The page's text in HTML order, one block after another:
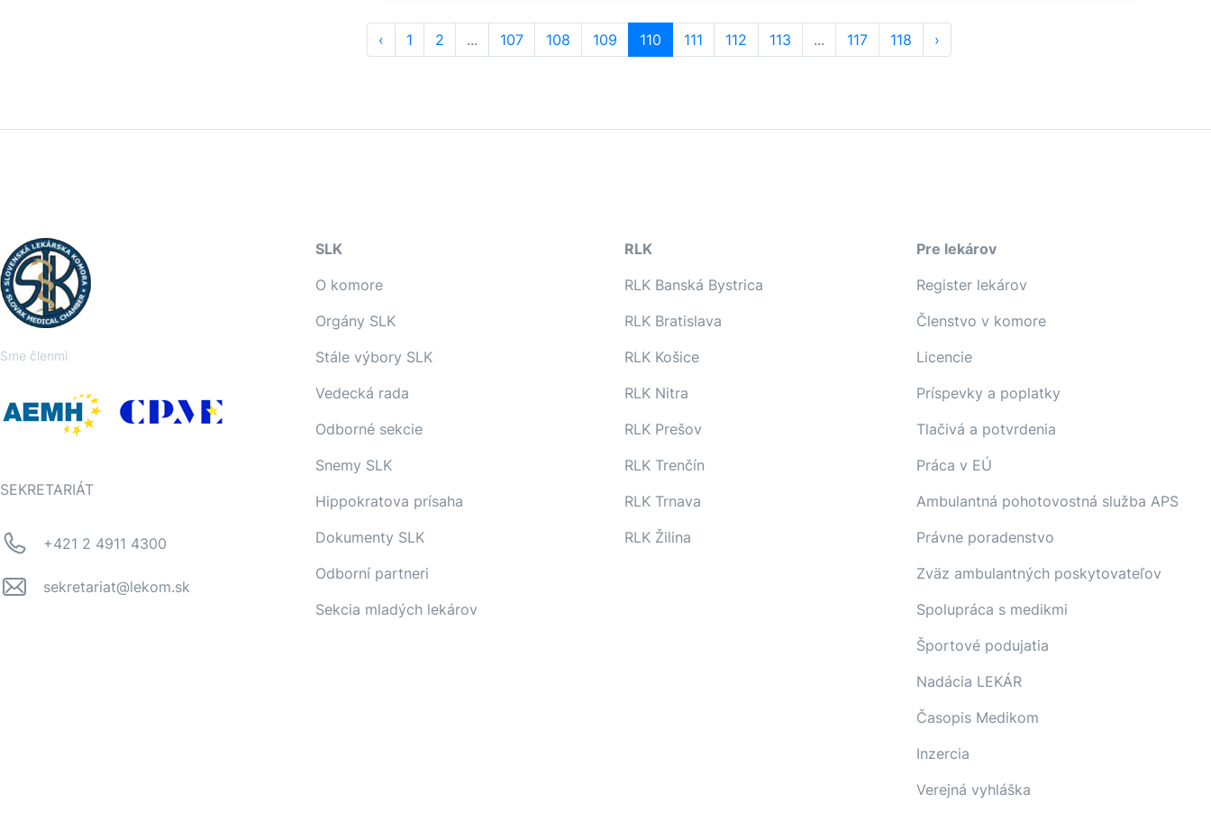
‹ 1 2 ... 107 108 109 110 111 112 113 ... 117 118 ›
Sme členmi
SEKRETARIÁT
+421 2 4911 4300
sekretariat@lekom.sk
SLK
O komore
Orgány SLK
Stále výbory SLK
Vedecká rada
Odborné sekcie
Snemy SLK
Hippokratova prísaha
Dokumenty SLK
Odborní partneri
Sekcia mladých lekárov
RLK
RLK Banská Bystrica
RLK Bratislava
RLK Košice
RLK Nitra
RLK Prešov
RLK Trenčín
RLK Trnava
RLK Žilina
Pre lekárov
Register lekárov
Členstvo v komore
Licencie
Príspevky a poplatky
Tlačivá a potvrdenia
Práca v EÚ
Ambulantná pohotovostná služba APS
Právne poradenstvo
Zväz ambulantných poskytovateľov
Spolupráca s medikmi
Športové podujatia
Nadácia LEKÁR
Časopis Medikom
Inzercia
Verejná vyhláška